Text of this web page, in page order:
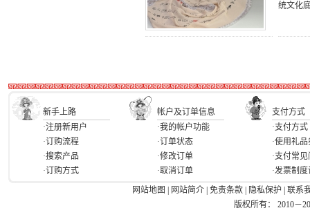
统文化
新手上路 帐户及订单信息
支付方式
·注册新用户
·订购流程
·搜索产品
·订购方式
·我的帐户功能
·订单状态
·修改订单
·取消订单
·支付方式
·使用礼品
·支付常
·发票制
网站地图
网站简介 免责条款 隐私保护
联系
版权所有： 2010－